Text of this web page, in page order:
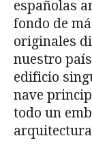
españolas
fondo de
originales
nuestro
edificio
nave
todo un